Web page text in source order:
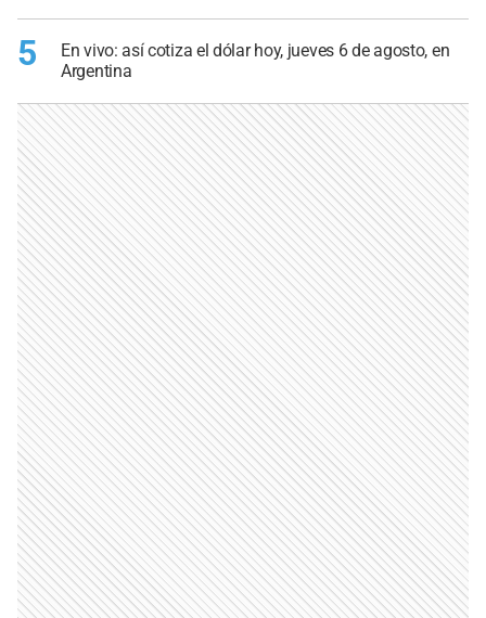
5
En vivo: así cotiza el dólar hoy, jueves 6 de agosto, en
Argentina